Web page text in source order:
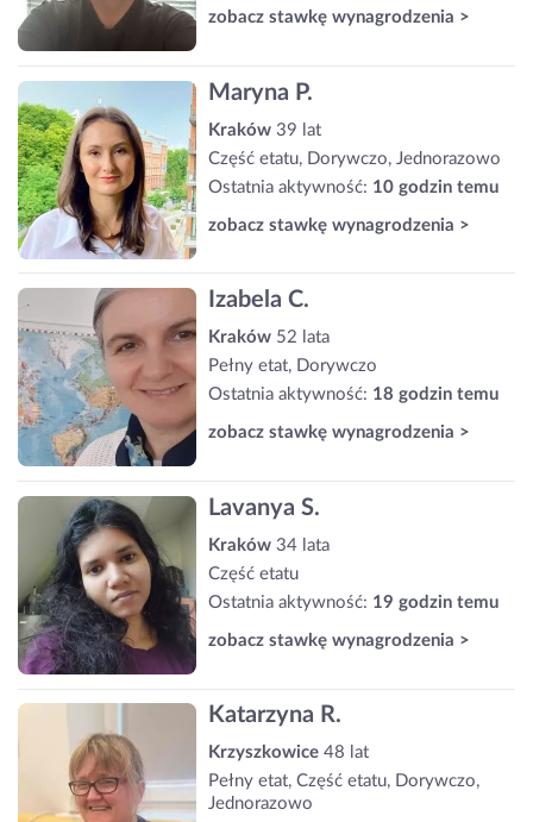
zobacz stawkę wynagrodzenia >
Maryna P.
Kraków 39 lat
Część etatu, Dorywczo, Jednorazowo
Ostatnia aktywność: 10 godzin temu
zobacz stawkę wynagrodzenia >
Izabela C.
Kraków 52 lata
Pełny etat, Dorywczo
Ostatnia aktywność: 18 godzin temu
zobacz stawkę wynagrodzenia >
Lavanya S.
Kraków 34 lata
Część etatu
Ostatnia aktywność: 19 godzin temu
zobacz stawkę wynagrodzenia >
Katarzyna R.
Krzyszkowice 48 lat
Pełny etat, Część etatu, Dorywczo,
Jednorazowo